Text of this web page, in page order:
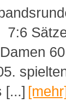
Damen
[...]